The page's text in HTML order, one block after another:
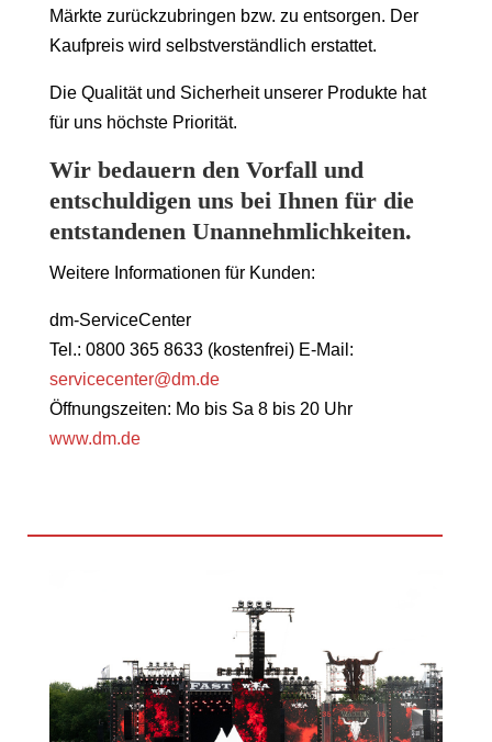
Märkte zurückzubringen bzw. zu entsorgen. Der
Kaufpreis wird selbstverständlich erstattet.
Die Qualität und Sicherheit unserer Produkte hat
für uns höchste Priorität.
Wir bedauern den Vorfall und
entschuldigen uns bei Ihnen für die
entstandenen Unannehmlichkeiten.
Weitere Informationen für Kunden:
dm-ServiceCenter
Tel.: 0800 365 8633 (kostenfrei) E-Mail:
servicecenter@dm.de
Öffnungszeiten: Mo bis Sa 8 bis 20 Uhr
www.dm.de